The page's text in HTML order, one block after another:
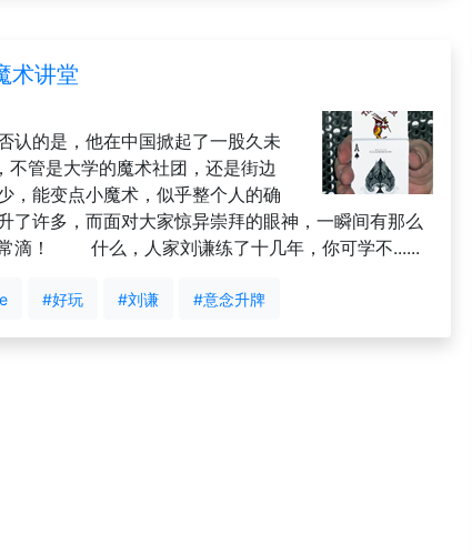
术讲堂
认的是，他在中国掀起了一股久未
不管是大学的魔术社团，还是街边
，能变点小魔术，似乎整个人的确
了许多，而面对大家惊异崇拜的眼神，一瞬间有那么
常滴！ 什么，人家刘谦练了十几年，你可学不......
#好玩 #刘谦 #意念升牌